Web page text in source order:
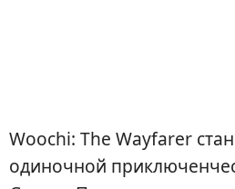
Woochi: The Wayfarer
одиночной